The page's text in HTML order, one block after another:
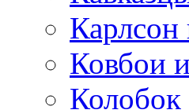
Ковбои
Колобок